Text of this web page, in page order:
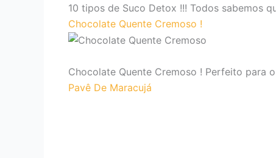
10 tipos de Suco Detox !!! Todos sabemos
Chocolate Quente Cremoso !
Chocolate Quente Cremoso ! Perfeito para
Pavê De Maracujá